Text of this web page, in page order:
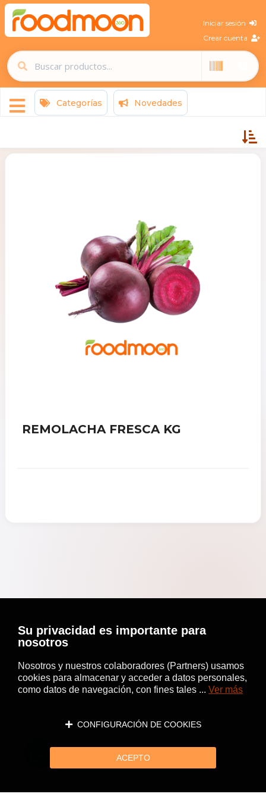
Iniciar sesión
Crear cuenta
Categorías Novedades
REMOLACHA FRESCA KG
Su privacidad es importante para
nosotros
Nosotros y nuestros colaboradores (Partners) usamos
cookies para almacenar y acceder a datos personales,
como datos de navegación, con fines tales ... Ver más
CONFIGURACIÓN DE COOKIES
ACEPTO